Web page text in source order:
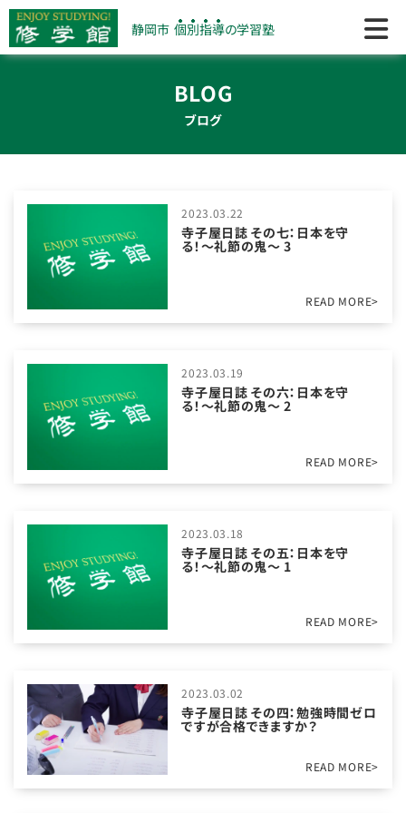
静岡市 個別指導の学習塾
BLOG
ブログ
2023.03.22
寺子屋日誌 その七：日本を守
る！〜礼節の鬼〜 3
READ MORE>
2023.03.19
寺子屋日誌 その六：日本を守
る！〜礼節の鬼〜 2
READ MORE>
2023.03.18
寺子屋日誌 その五：日本を守
る！〜礼節の鬼〜 1
READ MORE>
2023.03.02
寺子屋日誌 その四：勉強時間ゼロ
ですが合格できますか？
READ MORE>